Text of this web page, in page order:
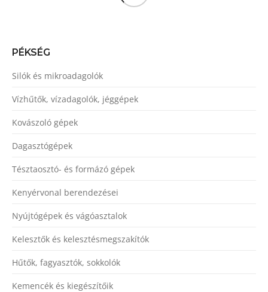
PÉKSÉG
Silók és mikroadagolók
Vízhűtők, vízadagolók, jéggépek
Kovászoló gépek
Dagasztógépek
Tésztaosztó- és formázó gépek
Kenyérvonal berendezései
Nyújtógépek és vágóasztalok
Kelesztők és kelesztésmegszakítók
Hűtők, fagyasztók, sokkolók
Kemencék és kiegészítőik